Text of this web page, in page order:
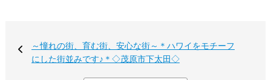
～憧れの街、育む街、安心な街～＊ハワイをモチーフ
にした街並みです♪＊◇茂原市下太田◇